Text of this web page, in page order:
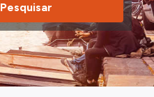
Pesquisar